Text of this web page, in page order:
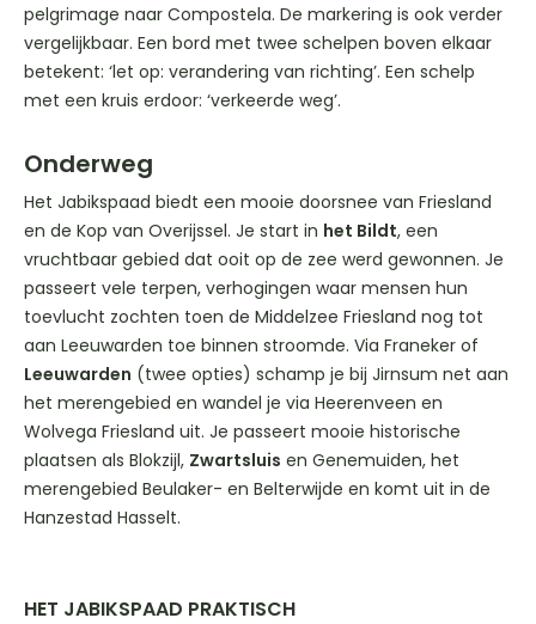
pelgrimage naar Compostela. De markering is ook verder
vergelijkbaar. Een bord met twee schelpen boven elkaar
betekent: ‘let op: verandering van richting’. Een schelp
met een kruis erdoor: ‘verkeerde weg’.
Onderweg
Het Jabikspaad biedt een mooie doorsnee van Friesland
en de Kop van Overijssel. Je start in het Bildt, een
vruchtbaar gebied dat ooit op de zee werd gewonnen. Je
passeert vele terpen, verhogingen waar mensen hun
toevlucht zochten toen de Middelzee Friesland nog tot
aan Leeuwarden toe binnen stroomde. Via Franeker of
Leeuwarden (twee opties) schamp je bij Jirnsum net aan
het merengebied en wandel je via Heerenveen en
Wolvega Friesland uit. Je passeert mooie historische
plaatsen als Blokzijl, Zwartsluis en Genemuiden, het
merengebied Beulaker- en Belterwijde en komt uit in de
Hanzestad Hasselt.
HET JABIKSPAAD PRAKTISCH